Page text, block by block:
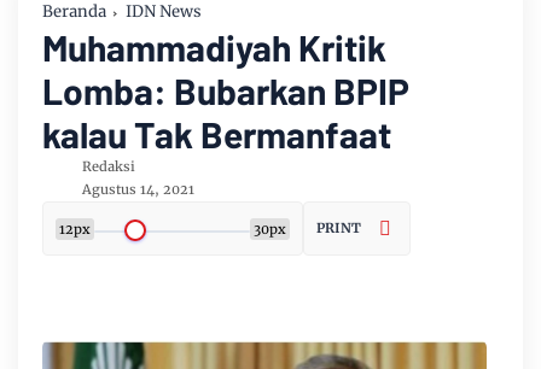
Beranda IDN News
Muhammadiyah Kritik
Lomba: Bubarkan BPIP
kalau Tak Bermanfaat
Redaksi
Agustus 14, 2021
12px 30px PRINT